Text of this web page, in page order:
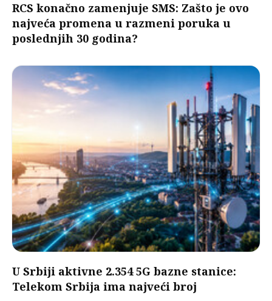
RCS konačno zamenjuje SMS: Zašto je ovo
najveća promena u razmeni poruka u
poslednjih 30 godina?
U Srbiji aktivne 2.354 5G bazne stanice:
Telekom Srbija ima najveći broj